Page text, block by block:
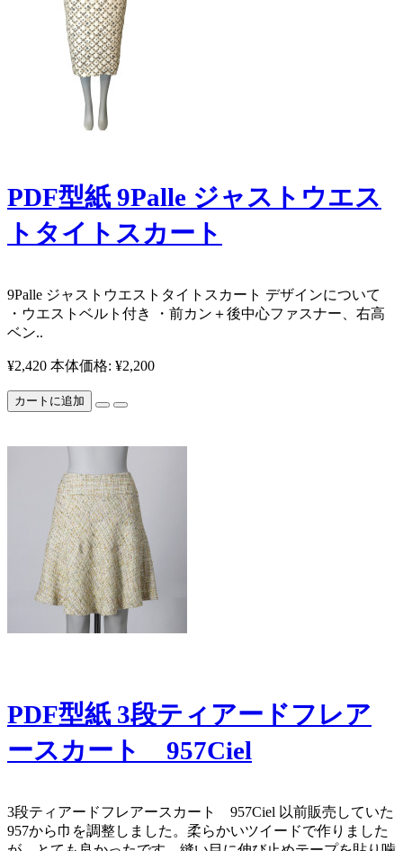
PDF型紙 9Palle ジャストウエス
トタイトスカート
9Palle ジャストウエストタイトスカート ​ ​ ​ ​ ​ ​ ​ ​ ​ ​ デザインについて
・ウエストベルト付き ・前カン＋後中心ファスナー、右高
ベン..
¥2,420 本体価格: ¥2,200
カートに追加
PDF型紙 3段ティアードフレア
ースカート 957Ciel
​​3段ティアードフレアースカート 957Ciel 以前販売していた
957から巾を調整しました。柔らかいツイードで作りました